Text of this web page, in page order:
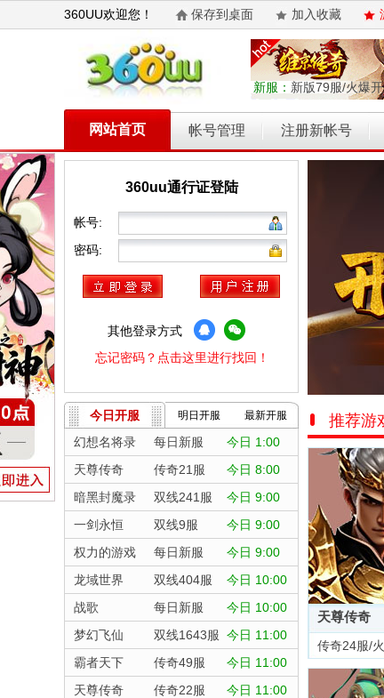
360UU欢迎您！ 保存到桌面 加入收藏
新服： 新版79服/火爆
网站首页 帐号管理 注册新帐号
360uu通行证登陆
帐号:
密码:
其他登录方式
忘记密码？点击这里进行找回！
今日开服 明日开服 最新开服
幻想名将录 每日新服
今日 1:00
天尊传奇
传奇21服
今日 8:00
暗黑封魔录
双线241服
今日 9:00
一剑永恒
双线9服
今日 9:00
权力的游戏
每日新服
今日 9:00
龙域世界
双线404服
今日 10:00
战歌
每日新服
今日 10:00
梦幻飞仙
双线1643服 今日 11:00
霸者天下
传奇49服
今日 11:00
天尊传奇
传奇22服
今日 11:00
推荐游
天尊传奇
传奇24服/